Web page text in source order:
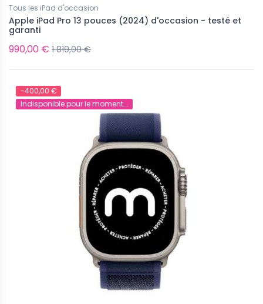
garanti
Tous les iPad d'occasion
990,00 € 1 819,00 €
Tous les iPad d'occasion
Apple iPad Pro 13 pouces (2024) d'occasion - testé et
garanti
990,00 € 1 819,00 €
-400,00 €
Indisponible pour le moment...